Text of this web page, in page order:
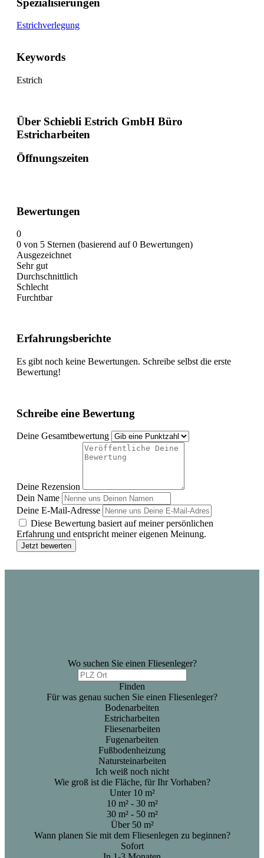
Spezialisierungen
Estrichverlegung
Keywords
Estrich
Über Schiebli Estrich GmbH Büro
Estricharbeiten
Öffnungszeiten
Bewertungen
0
0 von 5 Sternen (basierend auf 0 Bewertungen)
Ausgezeichnet
Sehr gut
Durchschnittlich
Schlecht
Furchtbar
Erfahrungsberichte
Es gibt noch keine Bewertungen. Schreibe selbst die erste
Bewertung!
Schreibe eine Bewertung
Deine Gesamtbewertung
Deine Rezension
Dein Name
Deine E-Mail-Adresse
Diese Bewertung basiert auf meiner persönlichen
Erfahrung und entspricht meiner eigenen Meinung.
Jetzt bewerten
Wo suchen Sie einen Fliesenleger?
Finden
Für was genau suchen Sie einen Fliesenleger?
Bodenarbeiten
Estricharbeiten
Fliesenarbeiten
Fugenarbeiten
Fußbodenheizung
Natursteinarbeiten
Ich weiß noch nicht
Wie groß ist die Fläche, für Ihr Vorhaben?
Unter 10 m²
10 m² - 30 m²
30 m² - 50 m²
Über 50 m²
Wann planen Sie mit dem Fliesenlegen zu beginnen?
Sofort